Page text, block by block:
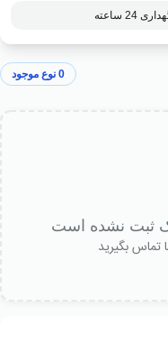
24 ساعته
0 نوع موجود
ثبت نشده است
تماس بگیرید